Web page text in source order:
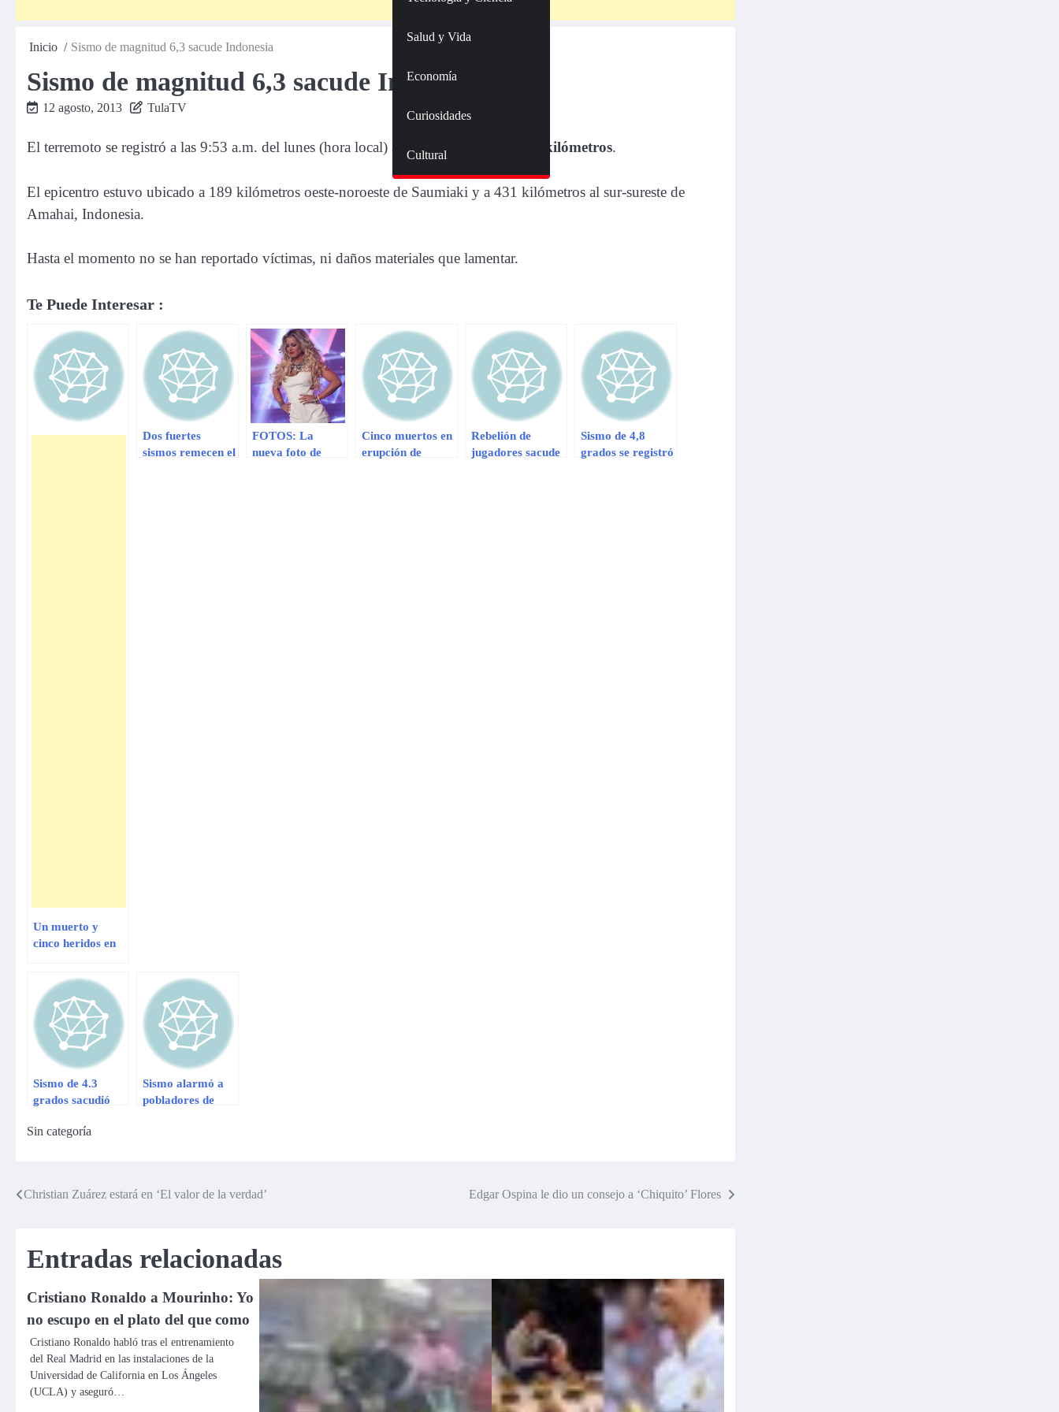
Salud y Vida
Economía
Curiosidades
Cultural
Inicio Sismo de magnitud 6,3 sacude Indonesia
Sismo de magnitud 6,3 sacude Indonesia
12 agosto, 2013 TulaTV
El terremoto se registró a las 9:53 a.m. del lunes (hora local) a una profundidad de 92 kilómetros.
El epicentro estuvo ubicado a 189 kilómetros oeste-noroeste de Saumiaki y a 431 kilómetros al sur-sureste de
Amahai, Indonesia.
Hasta el momento no se han reportado víctimas, ni daños materiales que lamentar.
Te Puede Interesar :
Un muerto y
cinco heridos en
en Arequipa
Dos fuertes
sismos remecen el
FOTOS: La
nueva foto de
Cinco muertos en
erupción de
Rebelión de
jugadores sacude
Sismo de 4,8
grados se registró
Sismo de 4.3
grados sacudió
Sismo alarmó a
pobladores de
Sin categoría
Navegación
entradas
Christian Zuárez estará en ‘El valor de la verdad’ Edgar Ospina le dio un consejo a ‘Chiquito’ Flores
Entradas relacionadas
Cristiano Ronaldo a Mourinho: Yo
no escupo en el plato del que como
Cristiano Ronaldo habló tras el entrenamiento
del Real Madrid en las instalaciones de la
Universidad de California en Los Ángeles
(UCLA) y aseguró…